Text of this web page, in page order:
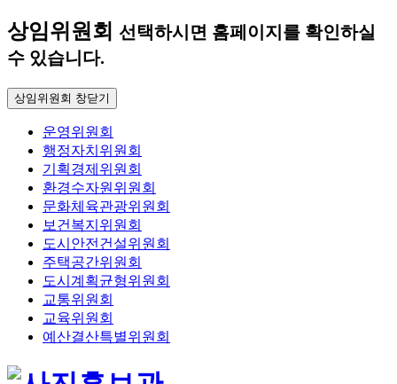
상임위원회 선택하시면 홈페이지를 확인하실
수 있습니다.
상임위원회 창닫기
운영위원회
행정자치위원회
기획경제위원회
환경수자원위원회
문화체육관광위원회
보건복지위원회
도시안전건설위원회
주택공간위원회
도시계획균형위원회
교통위원회
교육위원회
예산결산특별위원회